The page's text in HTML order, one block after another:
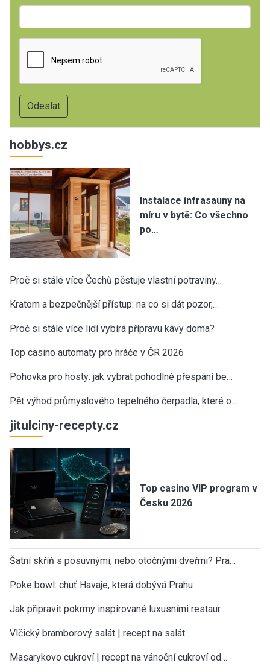
hobbys.cz
Instalace infrasauny na
míru v bytě: Co všechno
po…
Proč si stále více Čechů pěstuje vlastní potraviny…
Kratom a bezpečnější přístup: na co si dát pozor,…
Proč si stále více lidí vybírá přípravu kávy doma?
Top casino automaty pro hráče v ČR 2026
Pohovka pro hosty: jak vybrat pohodlné přespání be…
Pět výhod průmyslového tepelného čerpadla, které o…
jitulciny-recepty.cz
Top casino VIP program v
Česku 2026
Šatní skříň s posuvnými, nebo otočnými dveřmi? Pra…
Poke bowl: chuť Havaje, která dobývá Prahu
Jak připravit pokrmy inspirované luxusními restaur…
Vlčický bramborový salát | recept na salát
Masarykovo cukroví | recept na vánoční cukroví od…